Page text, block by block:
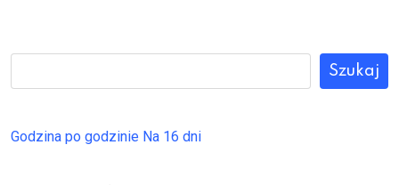
Szukaj
Godzina po godzinie Na 16 dni